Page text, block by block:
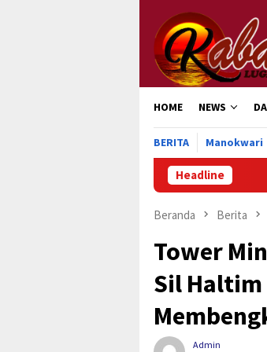
konten
HOME NEWS
BERITA Manokwari
Headline
Beranda Berita
Tower
Sil
Admin